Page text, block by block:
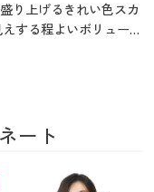
り上げるきれい色スカ
する程よいボリューム
ート